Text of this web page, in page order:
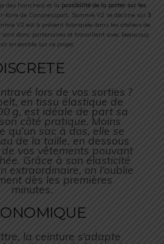
des hanches) et la possibilité de la porter sur les
faire de Compressport, Sammie V2 se décline sur 3
V2 est à présent fabriquée dans les ateliers de
sont donc partenaires et travaillent avec beaucoup
ensemble sur ce projet.
lors de vos sorties ?
en tissu élastique de
g, est idéale de part sa
côté pratique. Moins
qu’un sac à dos, elle se
de la taille, en dessous
vos vêtements pouvant
Grâce à son élasticité
extraordinaire, on l’oublie
dès les premières
minutes.
la ceinture s’adapte